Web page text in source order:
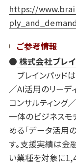
https://
ご参考情報
● 株式会社ブレ
ブレインパッド
／AI活用のリーデ
コンサルティング
一体のビジネスモ
める「データ活用
す。支援実績は金
い業種を対象に